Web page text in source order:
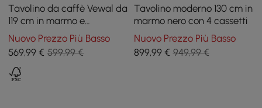
Tavolino da caffè Vewal da
119 cm in marmo e
impiallacciatura di noce
con 2 cassetti
Nuovo Prezzo Più Basso
569,99 € 599,99 €
Tavolino moderno 130 cm in
marmo nero con 4 cassetti
Nuovo Prezzo Più Basso
899,99€ 949,99 €